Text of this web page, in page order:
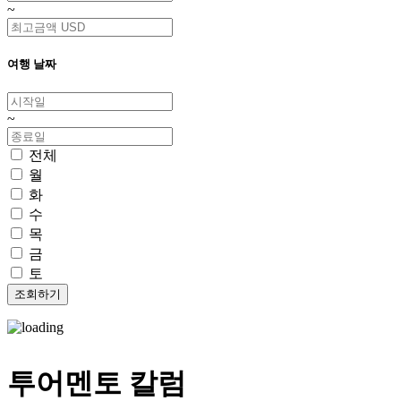
~
여행 날짜
~
전체
월
화
수
목
금
토
투어멘토 칼럼